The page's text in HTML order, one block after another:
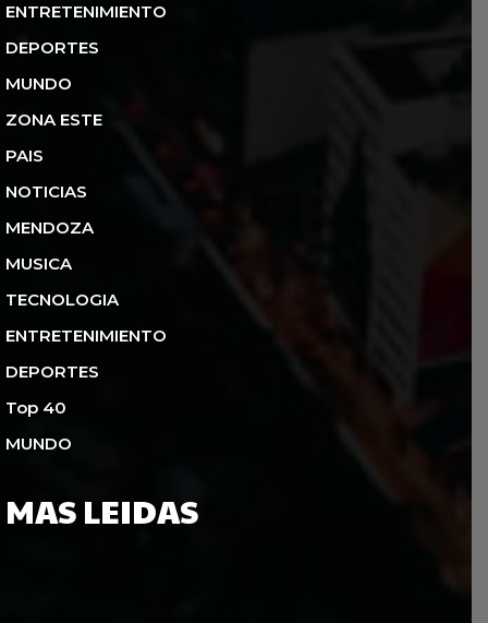
ENTRETENIMIENTO
DEPORTES
MUNDO
ZONA ESTE
PAIS
NOTICIAS
MENDOZA
MUSICA
TECNOLOGIA
ENTRETENIMIENTO
DEPORTES
Top 40
MUNDO
MAS LEIDAS